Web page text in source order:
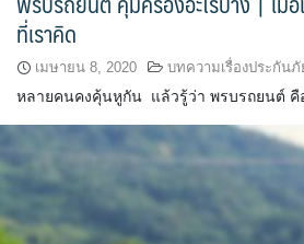
ที่เราคิด
เมษายน 8, 2020 บทความเรื่องประกันภั
หลายคนคงคุ้นหูกัน แล้วรู้ว่า พรบรถยนต์